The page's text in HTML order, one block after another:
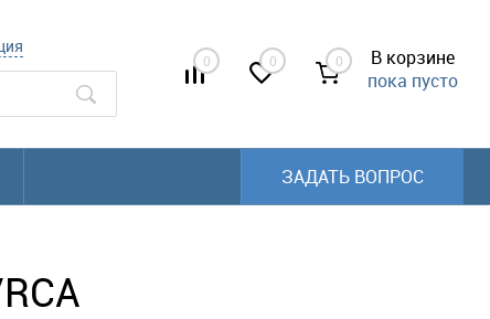
0 0 0
В корзине
пока пусто
ЗАДАТЬ ВОПРОС